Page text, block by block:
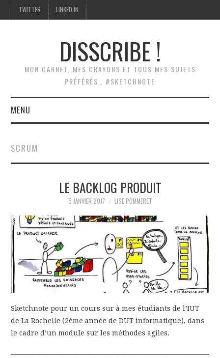
TWITTER LINKED IN
DISSCRIBE !
MON CARNET, MES CRAYONS ET TOUS MES SUJETS
PRÉFÉRÉS… #SKETCHNOTE
MENU
SCRIBING
SKETCHNOTES
GRAPHIQUE
PÉDAGOGIE
EN ANGLAIS
CONTACT
SCRUM
LE BACKLOG PRODUIT
5 JANVIER 2017 LISE POMMERET
Sketchnote pour un cours sur à mes étudiants de l’IUT
de La Rochelle (2ème année de DUT informatique), dans
le cadre d’un module sur les méthodes agiles.